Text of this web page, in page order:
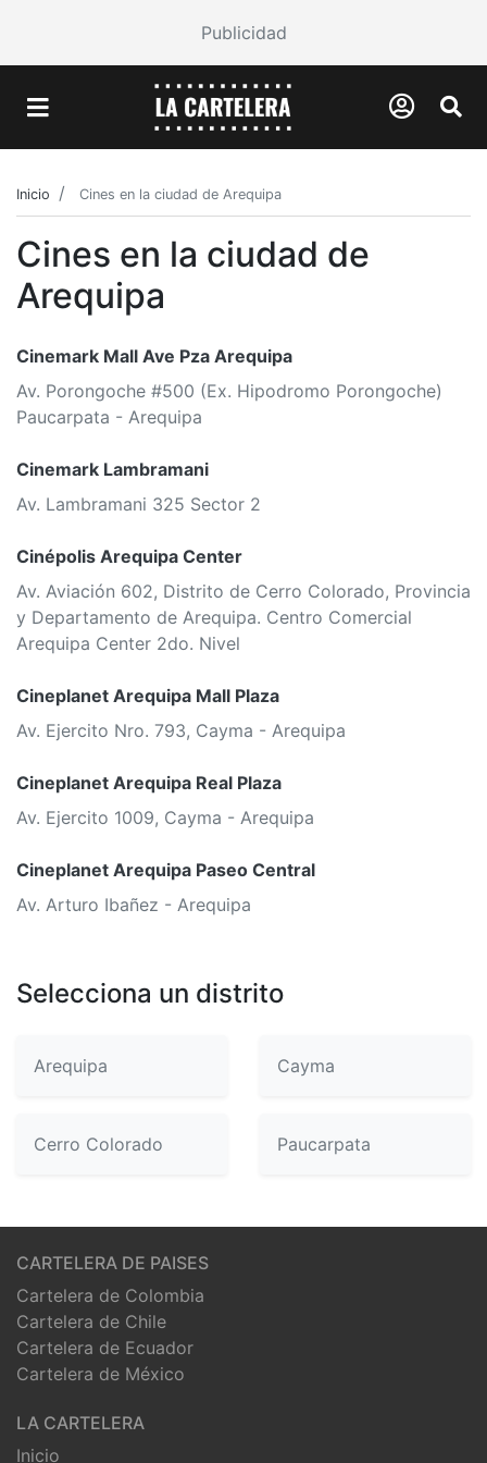
Publicidad
Inicio Cines en la ciudad de Arequipa
Cines en la ciudad de
Arequipa
Cinemark Mall Ave Pza Arequipa
Av. Porongoche #500 (Ex. Hipodromo Porongoche)
Paucarpata - Arequipa
Cinemark Lambramani
Av. Lambramani 325 Sector 2
Cinépolis Arequipa Center
Av. Aviación 602, Distrito de Cerro Colorado, Provincia
y Departamento de Arequipa. Centro Comercial
Arequipa Center 2do. Nivel
Cineplanet Arequipa Mall Plaza
Av. Ejercito Nro. 793, Cayma - Arequipa
Cineplanet Arequipa Real Plaza
Av. Ejercito 1009, Cayma - Arequipa
Cineplanet Arequipa Paseo Central
Av. Arturo Ibañez - Arequipa
Selecciona un distrito
Arequipa Cayma
Cerro Colorado Paucarpata
CARTELERA DE PAISES
Cartelera de Colombia
Cartelera de Chile
Cartelera de Ecuador
Cartelera de México
LA CARTELERA
Inicio